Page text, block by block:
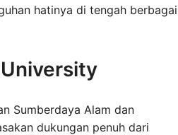
hatinya di tengah berbagai
Sumberdaya Alam dan
dukungan penuh dari